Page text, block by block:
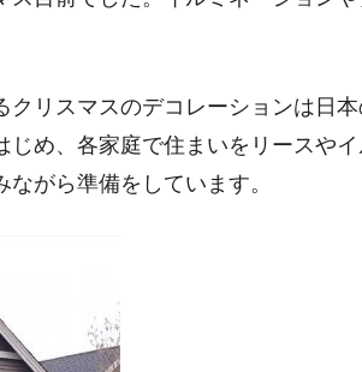
クリスマスのデコレーションは日
じめ、各家庭で住まいをリースや
がら準備をしています。